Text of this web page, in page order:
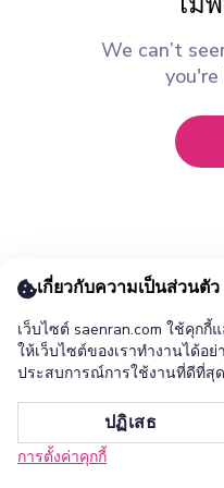
We can’t
หน้าแรก
เกี่ยวกับความเป็นส่วนตัว
เว็บไซต์ saenran.com ใช้คุก
ให้เว็บไซต์ของเราทำงานได้อ
ประสบการณ์การใช้งานที่ดีที่สุ
ปฏิเสธ
การตั้งค่าคุกกี้